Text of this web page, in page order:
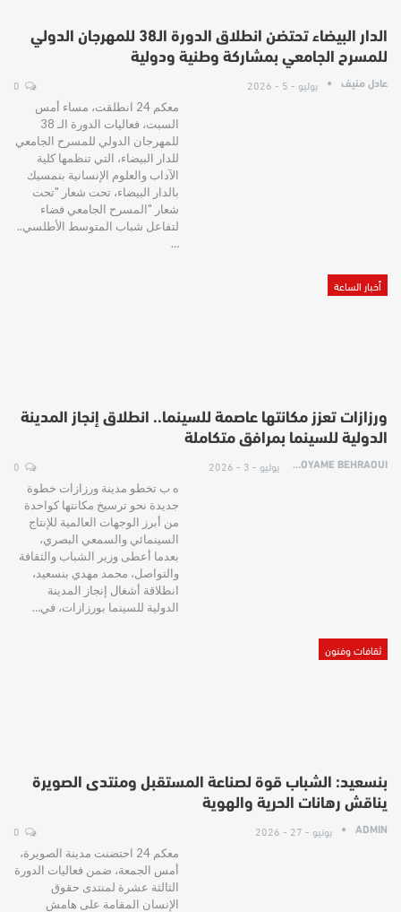
الدار البيضاء تحتضن انطلاق الدورة الـ38 للمهرجان الدولي
للمسرح الجامعي بمشاركة وطنية ودولية
عادل منيف يوليو - 5 - 2026
معكم 24 انطلقت، مساء أمس
السبت، فعاليات الدورة الـ 38
للمهرجان الدولي للمسرح الجامعي
للدار البيضاء، التي تنظمها كلية
الآداب والعلوم الإنسانية بنمسيك
بالدار البيضاء، تحت شعار "تحت
شعار "المسرح الجامعي فضاء
لتفاعل شباب المتوسط الأطلسي..
…
أخبار الساعة
ورزازات تعزز مكانتها عاصمة للسينما.. انطلاق إنجاز المدينة
الدولية للسينما بمرافق متكاملة
HOYAME BEHRAOUI يوليو - 3 - 2026
ه ب تخطو مدينة ورزازات خطوة
جديدة نحو ترسيخ مكانتها كواحدة
من أبرز الوجهات العالمية للإنتاج
السينمائي والسمعي البصري،
بعدما أعطى وزير الشباب والثقافة
والتواصل، محمد مهدي بنسعيد،
انطلاقة أشغال إنجاز المدينة
الدولية للسينما بورزازات، في…
ثقافات وفنون
بنسعيد: الشباب قوة لصناعة المستقبل ومنتدى الصويرة
يناقش رهانات الحرية والهوية
ADMIN يونيو - 27 - 2026
معكم 24 احتضنت مدينة الصويرة،
أمس الجمعة، ضمن فعاليات الدورة
الثالثة عشرة لمنتدى حقوق
الإنسان المقامة على هامش